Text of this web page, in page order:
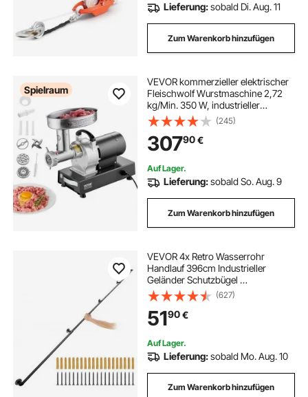
Lieferung:sobald Di. Aug. 11
Zum Warenkorb hinzufügen
Spielraum
VEVOR kommerzieller elektrischer
Fleischwolf Wurstmaschine 2,72
kg/Min. 350 W, industrieller
Fleischwolf mit Klinge & Mahlplatte,
multifunktionaler Fleischwolf aus
Edelstahl für Küche & Restaurant
(245)
30790€
Auf Lager.
Lieferung:sobald So. Aug. 9
Zum Warenkorb hinzufügen
VEVOR 4x Retro Wasserrohr
Handlauf 396cm Industrieller
Geländer Schutzbügel ​
Kohlenstoffstahl Matt 5x
Wandhalterungen Handlauf Rustikal
1,5mm Rohrstärke 200kg Traglast ​
für Handläufe im Außen-/Innen
(627)
5190€
Auf Lager.
Lieferung:sobald Mo. Aug. 10
Zum Warenkorb hinzufügen